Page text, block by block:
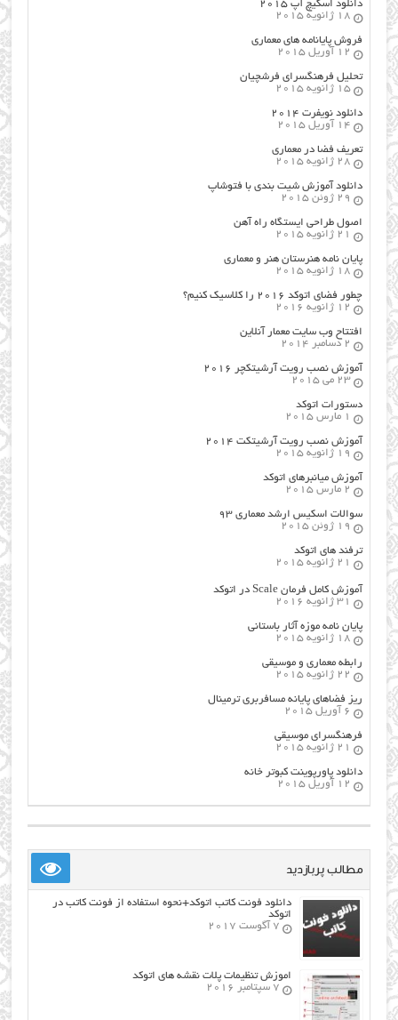
دانلود اسکیچ آپ ۲۰۱۵
18 ژانویه 2015
فروش پایانامه های معماری
12 آوریل 2015
تحلیل فرهنگسرای فرشچیان
15 ژانویه 2015
دانلود نویفرت ۲۰۱۴
14 آوریل 2015
تعریف فضا در معماری
28 ژانویه 2015
دانلود آموزش شیت بندی با فتوشاپ
29 ژوئن 2015
اصول طراحي ایستگاه راه آهن
21 ژانویه 2015
پایان نامه هنرستان هنر و معماري
18 ژانویه 2015
چطور فضای اتوکد ۲۰۱۶ را کلاسیک کنیم؟
12 ژانویه 2016
افتتاح وب سایت معمار آنلاین
2 دسامبر 2014
آموزش نصب رویت آرشیتکچر ۲۰۱۶
23 می 2015
دستورات اتوکد
1 مارس 2015
آموزش نصب رویت آرشیتکت ۲۰۱۴
19 ژانویه 2015
آموزش میانبرهای اتوکد
2 مارس 2015
سوالات اسکیس ارشد معماری ۹۳
19 ژوئن 2015
ترفند های اتوکد
21 ژانویه 2015
آموزش کامل فرمان Scale در اتوکد
31 ژانویه 2016
پایان نامه موزه آثار باستانی
18 ژانویه 2015
رابطه معماری و موسیقی
22 ژانویه 2015
ریز فضاهای پایانه مسافربری ترمینال
6 آوریل 2015
فرهنگسراي موسيقي
21 ژانویه 2015
دانلود پاورپوینت کبوتر خانه
12 آوریل 2015
مطالب پربازدید
دانلود فونت کاتب اتوکد+نحوه استفاده از فونت کاتب در
اتوکد
7 آگوست 2017
اموزش تنظیمات پلات نقشه های اتوکد
7 سپتامبر 2016